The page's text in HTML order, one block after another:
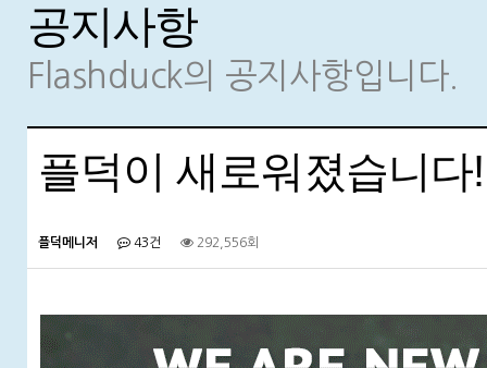
공지사항
Flashduck의 공지사항입니다.
플덕이 새로워졌습니다!
플덕메니저 43건 292,556회